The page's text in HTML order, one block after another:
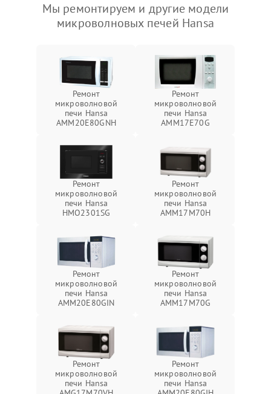
Мы ремонтируем и другие модели
микроволновых печей Hansa
Ремонт
микроволновой
печи Hansa
AMM20E80GNH
Ремонт
микроволновой
печи Hansa
AMM17E70G
Ремонт
микроволновой
печи Hansa
HMO2301SG
Ремонт
микроволновой
печи Hansa
AMM17M70H
Ремонт
микроволновой
печи Hansa
AMM20E80GIN
Ремонт
микроволновой
печи Hansa
AMM17M70G
Ремонт
микроволновой
печи Hansa
Ремонт
микроволновой
печи Hansa